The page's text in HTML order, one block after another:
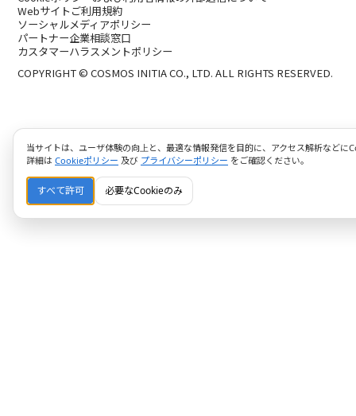
Webサイトご利用規約
ソーシャルメディアポリシー
パートナー企業相談窓口
カスタマーハラスメントポリシー
COPYRIGHT © COSMOS INITIA CO., LTD. ALL RIGHTS RESERVED.
当サイトは、ユーザ体験の向上と、最適な情報発信を目的に、アクセス解析などに
詳細は Cookieポリシー 及び プライバシーポリシー をご確認ください。
すべて許可 必要なCookieのみ